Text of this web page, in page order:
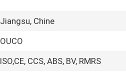
Jiangsu, Chine
OUCO
ISO,CE, CCS, ABS, BV, RMRS